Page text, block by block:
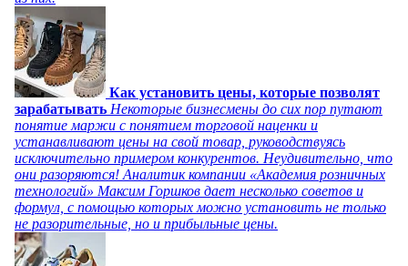
Как установить цены, которые позволят
зарабатывать Некоторые бизнесмены до сих пор путают
понятие маржи с понятием торговой наценки и
устанавливают цены на свой товар, руководствуясь
исключительно примером конкурентов. Неудивительно, что
они разоряются! Аналитик компании «Академия розничных
технологий» Максим Горшков дает несколько советов и
формул, с помощью которых можно установить не только
не разорительные, но и прибыльные цены.